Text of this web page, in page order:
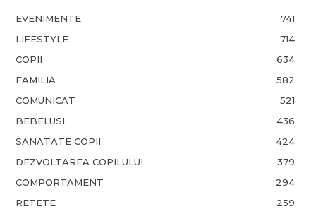
EVENIMENTE
741
LIFESTYLE
714
COPII
634
FAMILIA
582
COMUNICAT
521
BEBELUSI
436
SANATATE COPII
424
DEZVOLTAREA COPILULUI
379
COMPORTAMENT
294
RETETE
259